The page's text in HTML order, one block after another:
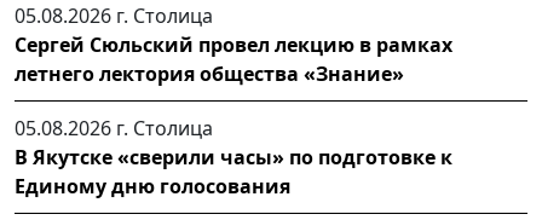
05.08.2026 г. Столица
Сергей Сюльский провел лекцию в рамках
летнего лектория общества «Знание»
05.08.2026 г. Столица
В Якутске «сверили часы» по подготовке к
Единому дню голосования